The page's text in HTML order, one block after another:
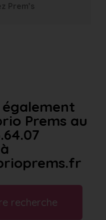
Prem’s
Prems au
recherche